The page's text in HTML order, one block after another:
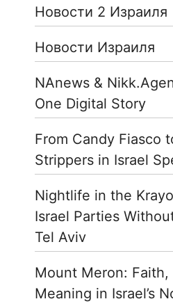
Новости 2 Израиля
Новости Израиля
NAnews &
One Digital Story
From Candy Fiasco
Strippers in Israel
Nightlife in the
Israel Parties
Tel Aviv
Mount Meron: Faith,
Meaning in Israel’s